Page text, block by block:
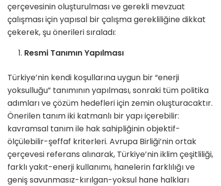
çerçevesinin oluşturulması ve gerekli mevzuat
çalışması için yapısal bir çalışma gerekliliğine dikkat
çekerek, şu önerileri sıraladı:
Resmi Tanımın Yapılması
Türkiye’nin kendi koşullarına uygun bir “enerji
yoksulluğu” tanımının yapılması, sonraki tüm politika
adımları ve çözüm hedefleri için zemin oluşturacaktır.
Önerilen tanım iki katmanlı bir yapı içerebilir:
kavramsal tanım ile hak sahipliğinin objektif-
ölçülebilir-şeffaf kriterleri. Avrupa Birliği’nin ortak
çerçevesi referans alınarak, Türkiye’nin iklim çeşitliliği,
farklı yakıt-enerji kullanımı, hanelerin farklılığı ve
geniş savunmasız-kırılgan-yoksul hane halkları